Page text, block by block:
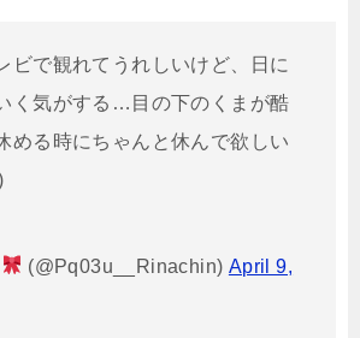
ビで観れてうれしいけど、日に
く気がする…目の下のくまが酷
める時にちゃんと休んで欲しい
(@Pq03u__Rinachin) April 9,